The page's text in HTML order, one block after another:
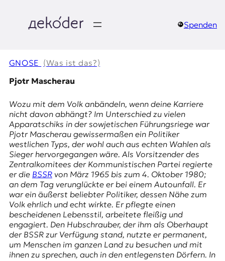
springen
e
k
o
d
e
r
|
D
E
K
Spenden
GNOSE (Was ist das?)
Pjotr Mascherau
Wozu mit dem Volk anbändeln, wenn deine Karriere
nicht davon abhängt? Im Unterschied zu vielen
Apparatschiks in der sowjetischen Führungsriege war
Pjotr Mascherau gewissermaßen ein Politiker
westlichen Typs, der wohl auch aus echten Wahlen als
Sieger hervorgegangen wäre. Als Vorsitzender des
Zentralkomitees der Kommunistischen Partei regierte
er die BSSRvon März 1965 bis zum 4. Oktober 1980;
an dem Tag verunglückte er bei einem Autounfall. Er
war ein äußerst beliebter Politiker, dessen Nähe zum
Volk ehrlich und echt wirkte. Er pflegte einen
bescheidenen Lebensstil, arbeitete fleißig und
engagiert. Den Hubschrauber, der ihm als Oberhaupt
der BSSR zur Verfügung stand, nutzte er permanent,
um Menschen im ganzen Land zu besuchen und mit
ihnen zu sprechen, auch in den entlegensten Dörfern. In